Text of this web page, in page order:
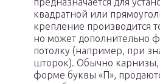
квадратной или
крепление производится
но может дополнительно
потолку (например, при
шторок). Обычно
форме буквы «П»,